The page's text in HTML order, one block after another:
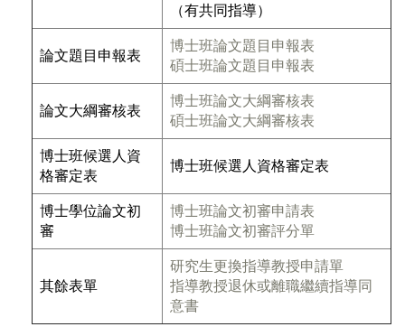
（有共同指導）
論文題目申報表
博士班論文題目申報表
碩士班論文題目申報表
論文大綱審核表
博士班論文大綱審核表
碩士班論文大綱審核表
博士班候選人資
格審定表
博士班候選人資格審定表
博士學位論文初
審
博士班論文初審申請表
博士班論文初審評分單
其餘表單
研究生更換指導教授申請單
指導教授退休或離職繼續指導同
意書